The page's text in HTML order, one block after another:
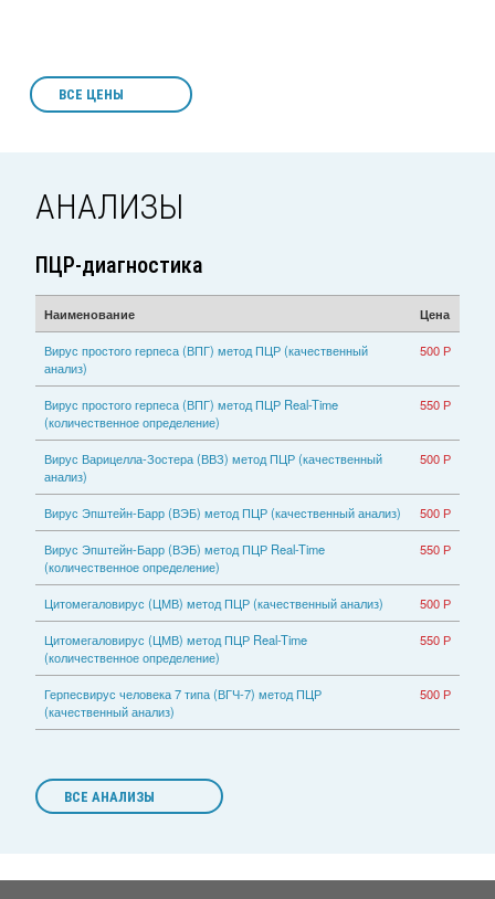
ВСЕ ЦЕНЫ
АНАЛИЗЫ
ПЦР-диагностика
Наименование Цена
Вирус простого герпеса (ВПГ) метод ПЦР (качественный
анализ)
500 Р
Вирус простого герпеса (ВПГ) метод ПЦР Real-Time
(количественное определение)
550 Р
Вирус Варицелла-Зостера (ВВЗ) метод ПЦР (качественный
анализ)
500 Р
Вирус Эпштейн-Барр (ВЭБ) метод ПЦР (качественный анализ) 500 Р
Вирус Эпштейн-Барр (ВЭБ) метод ПЦР Real-Time
(количественное определение)
550 Р
Цитомегаловирус (ЦМВ) метод ПЦР (качественный анализ) 500 Р
Цитомегаловирус (ЦМВ) метод ПЦР Real-Time
(количественное определение)
550 Р
Герпесвирус человека 7 типа (ВГЧ-7) метод ПЦР
(качественный анализ)
500 Р
ВСЕ АНАЛИЗЫ